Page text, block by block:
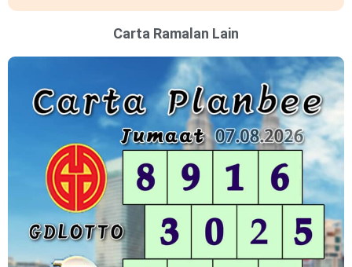
Carta Ramalan Lain